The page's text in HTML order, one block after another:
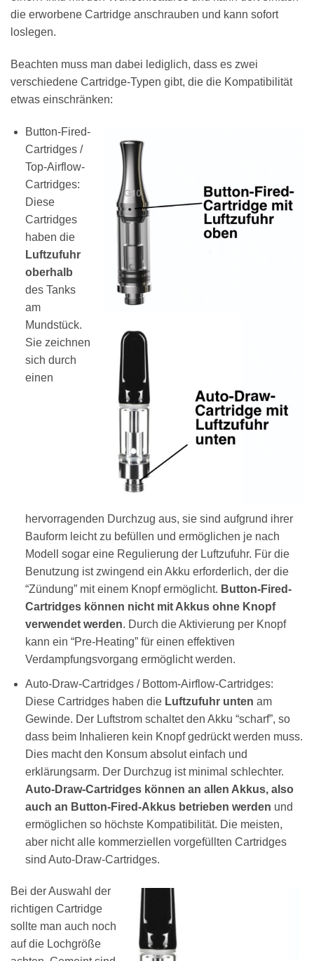
die erworbene Cartridge anschrauben und kann sofort
loslegen.
Beachten muss man dabei lediglich, dass es zwei
verschiedene Cartridge-Typen gibt, die die Kompatibilität
etwas einschränken:
Button-Fired-
Cartridges /
Top-Airflow-
Cartridges:
Diese
Cartridges
haben die
Luftzufuhr
oberhalb
des Tanks
am
Mundstück.
Sie zeichnen
sich durch
einen
hervorragenden Durchzug aus, sie sind aufgrund ihrer
Bauform leicht zu befüllen und ermöglichen je nach
Modell sogar eine Regulierung der Luftzufuhr. Für die
Benutzung ist zwingend ein Akku erforderlich, der die
“Zündung” mit einem Knopf ermöglicht. Button-Fired-
Cartridges können nicht mit Akkus ohne Knopf
verwendet werden. Durch die Aktivierung per Knopf
kann ein “Pre-Heating” für einen effektiven
Verdampfungsvorgang ermöglicht werden.
Auto-Draw-Cartridges / Bottom-Airflow-Cartridges:
Diese Cartridges haben die Luftzufuhr unten am
Gewinde. Der Luftstrom schaltet den Akku “scharf”, so
dass beim Inhalieren kein Knopf gedrückt werden muss.
Dies macht den Konsum absolut einfach und
erklärungsarm. Der Durchzug ist minimal schlechter.
Auto-Draw-Cartridges können an allen Akkus, also
auch an Button-Fired-Akkus betrieben werden und
ermöglichen so höchste Kompatibilität. Die meisten,
aber nicht alle kommerziellen vorgefüllten Cartridges
sind Auto-Draw-Cartridges.
Bei der Auswahl der
richtigen Cartridge
sollte man auch noch
auf die Lochgröße